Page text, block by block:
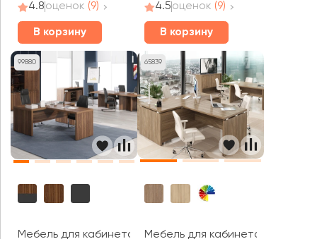
4.8оценок (9)
В корзину
4.5оценок (9)
В корзину
99880
Мебель для кабинета руководителя Зенн / Zenn
65839
Мебель для кабинета